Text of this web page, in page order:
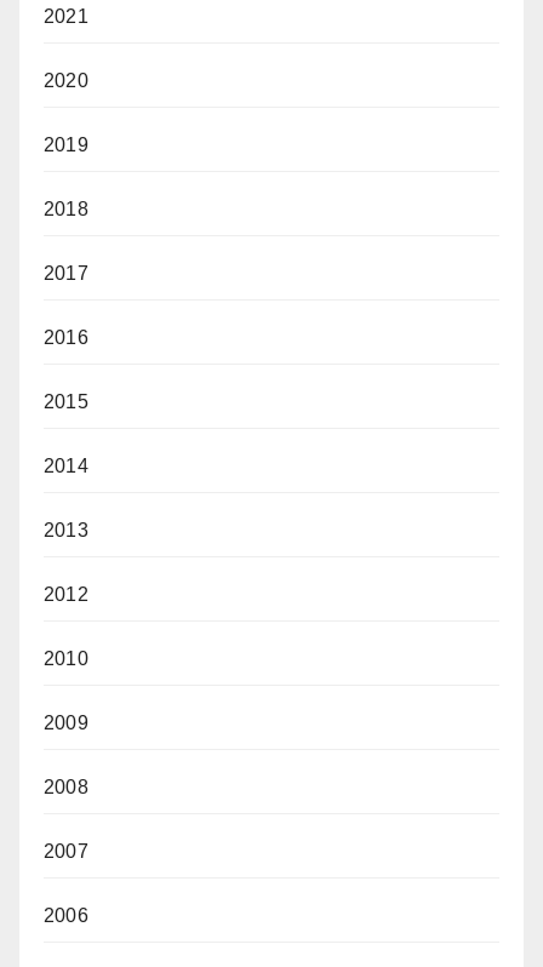
2021
2020
2019
2018
2017
2016
2015
2014
2013
2012
2010
2009
2008
2007
2006